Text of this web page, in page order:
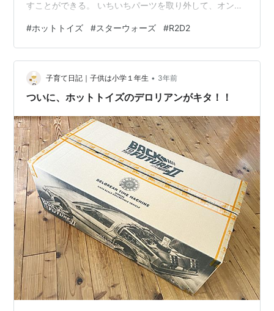
すことができる。 いちいちパーツを取り外して、オンオ
早かった...。 １つだけでも、ホログラムの付属があった
ら嬉しかったな。 はい、禁断のスター・ウォーズシリー
ズのR2-D2を購入したのだが、スター・ウォーズを集め
出したらキリがないので、R2-D2だけで我慢しておこう
と思います（多分） しかし、少しずつ購入していくのだ
#ホットトイズ #スターウォーズ #R2D2
子育て日記｜子供は小学１年生 • 3年前
ついに、ホットトイズのデロリアンがキタ！！